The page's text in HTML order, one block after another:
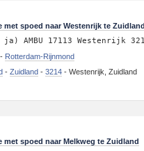
met spoed naar Westenrijk te Zuidland
AMBU 17113 Westenrijk
Rotterdam-Rijnmond
-Zuidland -3214 -Westenrijk, Zuidland
met spoed naar Melkweg te Zuidland